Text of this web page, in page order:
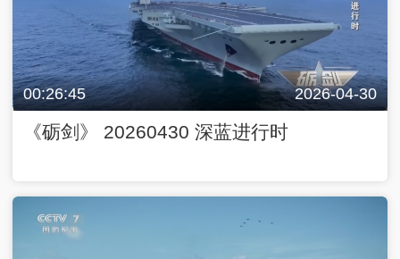
00:26:45 2026-04-30
《砺剑》 20260430 深蓝进行时